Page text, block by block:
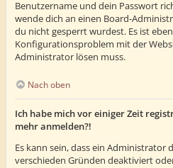
Benutzername und dein Passwort
wende dich an einen Board-
du nicht gesperrt wurdest. Es ist
Konfigurationsproblem mit der
Administrator lösen muss.
Nach oben
Ich habe mich vor einiger Zeit
mehr anmelden?!
Es kann sein, dass ein Administrator
verschieden Gründen deaktiviert